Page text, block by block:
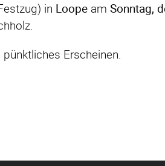
in Loope am Sonntag,
Erscheinen.